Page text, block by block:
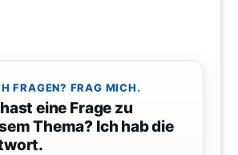
FRAGEN? FRAG MICH.
eine Frage zu
Thema? Ich hab die